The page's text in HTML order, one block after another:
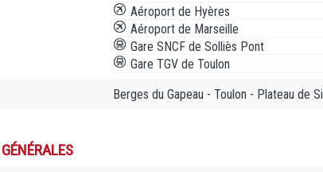
Aéroport de Hyères
Aéroport de Marseille
Gare SNCF de Solliès Pont
Gare TGV de Toulon
Berges du Gapeau - Toulon - Plateau de